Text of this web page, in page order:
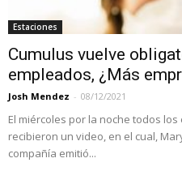
Estaciones
Cumulus vuelve
empleados, ¿Más
Josh Mendez - 08/12/2021
El miércoles por la noche todos
recibieron un video, en el cual,
compañía emitió...